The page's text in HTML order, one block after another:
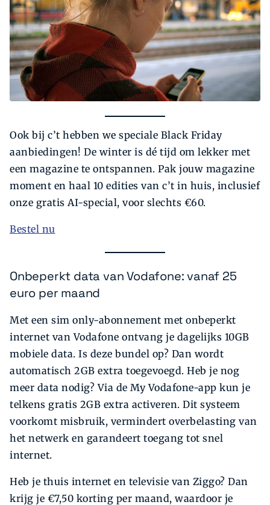
Ook bij c’t hebben we speciale Black Friday
aanbiedingen! De winter is dé tijd om lekker met
een magazine te ontspannen. Pak jouw magazine
moment en haal 10 edities van c’t in huis, inclusief
onze gratis AI-special, voor slechts €60.
Bestel nu
Onbeperkt data van Vodafone: vanaf 25
euro per maand
Met een sim only-abonnement met onbeperkt
internet van Vodafone ontvang je dagelijks 10GB
mobiele data. Is deze bundel op? Dan wordt
automatisch 2GB extra toegevoegd. Heb je nog
meer data nodig? Via de My Vodafone-app kun je
telkens gratis 2GB extra activeren. Dit systeem
voorkomt misbruik, vermindert overbelasting van
het netwerk en garandeert toegang tot snel
internet.
Heb je thuis internet en televisie van Ziggo? Dan
krijg je €7,50 korting per maand, waardoor je